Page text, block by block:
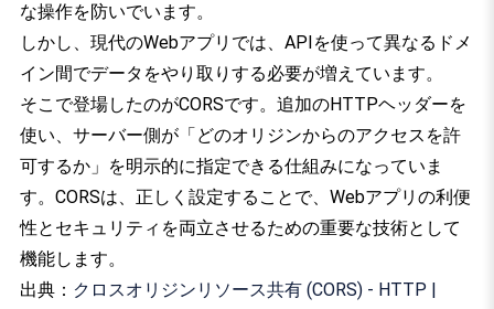
な操作を防いでいます。
しかし、現代のWebアプリでは、APIを使って異なるドメ
イン間でデータをやり取りする必要が増えています。
そこで登場したのがCORSです。追加のHTTPヘッダーを
使い、サーバー側が「どのオリジンからのアクセスを許
可するか」を明示的に指定できる仕組みになっていま
す。CORSは、正しく設定することで、Webアプリの利便
性とセキュリティを両立させるための重要な技術として
機能します。
出典： クロスオリジンリソース共有 (CORS) - HTTP |